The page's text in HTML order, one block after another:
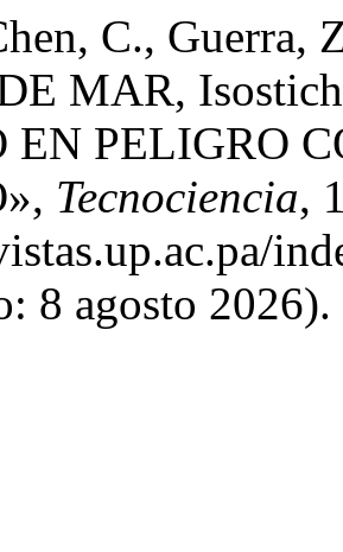
C.,
MAR,
PELIGRO
Tecnociencia,
8 agosto 2026).